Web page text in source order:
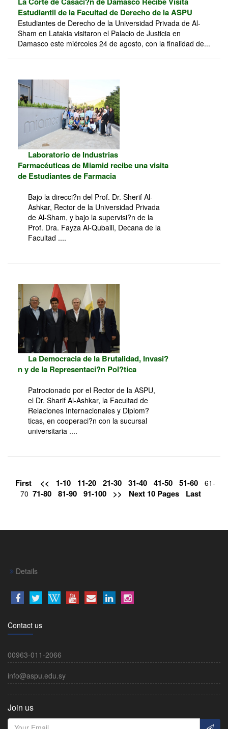
Estudiantil de la Facultad de Derecho de la ASPU
Estudiantes de Derecho de la Universidad Privada de Al-
Sham en Latakia visitaron el Palacio de Justicia en
Damasco este miércoles 24 de agosto, con la finalidad de...
Laboratorio de Industrias
Farmacéuticas de Miamid recibe una visita
de Estudiantes de Farmacia
Bajo la direcci?n del Prof. Dr. Sherif Al-
Ashkar, Rector de la Universidad Privada
de Al-Sham, y bajo la supervisi?n de la
Prof. Dra. Fayza Al-Qubaili, Decana de la
Facultad ....
La Democracia de la Brutalidad, Invasi?
n y de la Representaci?n Pol?tica
Patrocionado por el Rector de la ASPU,
el Dr. Sharif Al-Ashkar, la Facultad de
Relaciones Internacionales y Diplom?
ticas, en cooperaci?n con la sucursal
universitaria ....
First << 1-10 11-20 21-30 31-40 41-50 51-60
61-
70 71-80 81-90 91-100 >> Next 10 Pages Last
Details
Contact us
00963-011-2066
info@aspu.edu.sy
Join us